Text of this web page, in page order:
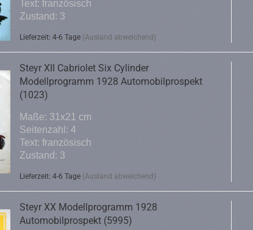
Text: französisch
Zustand: 3
Lieferzeit: 4-6 Tage (Ausland abweichend)
Steyr XII Cabriolet Six Cylinder
Modellprogramm 1928 Automobilprospekt
(1023)
Maße: 31x21 cm
Seitenzahl: 4
Text: französisch
Zustand: 3
Lieferzeit: 4-6 Tage (Ausland abweichend)
Steyr XX Modellprogramm 1928
Automobilprospekt (5995)